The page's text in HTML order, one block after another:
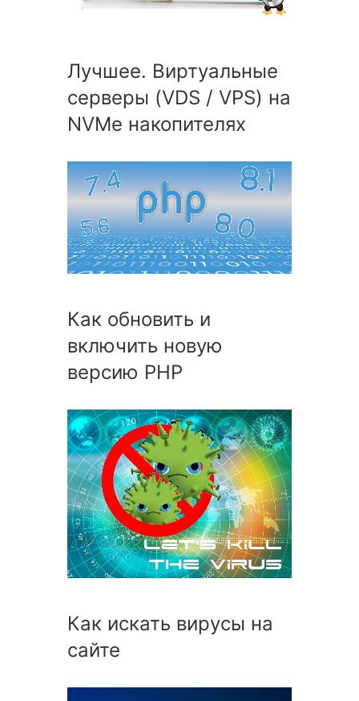
Лучшее. Виртуальные
серверы (VDS / VPS) на
NVMe накопителях
Как обновить и
включить новую
версию PHP
Как искать вирусы на
сайте